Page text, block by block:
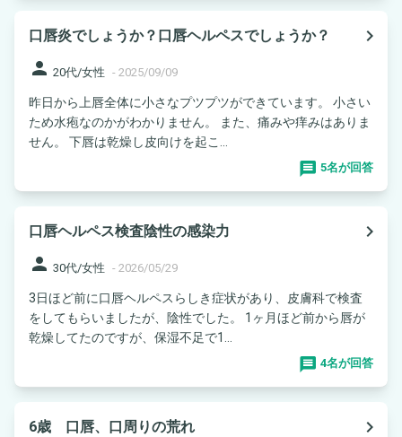
口唇炎でしょうか？口唇ヘルペスでしょうか？
navigate_next
person 20代/女性 - 2025/09/09
昨日から上唇全体に小さなプツプツができています。 小さい
ため水疱なのかがわかりません。 また、痛みや痒みはありま
せん。 下唇は乾燥し皮向けを起こ...
5名が回答
口唇ヘルペス検査陰性の感染力
navigate_next
person 30代/女性 - 2026/05/29
3日ほど前に口唇ヘルペスらしき症状があり、皮膚科で検査
をしてもらいましたが、陰性でした。 1ヶ月ほど前から唇が
乾燥してたのですが、保湿不足で1...
4名が回答
6歳 口唇、口周りの荒れ
navigate_next